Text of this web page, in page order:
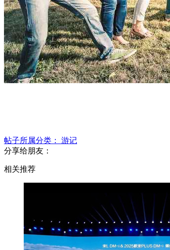
帖子所属分类：
游记
分享给朋友：
相关推荐